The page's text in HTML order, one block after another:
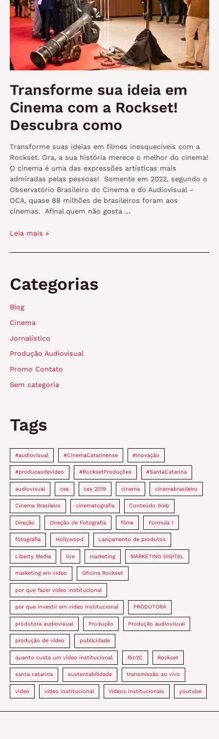
Transforme sua ideia em
Cinema com a Rockset!
Descubra como
Transforme suas ideias em filmes inesquecíveis com a
Rockset. Ora, a sua história merece o melhor do cinema!
O cinema é uma das expressões artísticas mais
admiradas pelas pessoas! Somente em 2022, segundo o
Observatório Brasileiro do Cinema e do Audiovisual –
OCA, quase 88 milhões de brasileiros foram aos
cinemas. Afinal quem não gosta …
Transforme
ideia
com
Rockset!
Descubra
Leia mais »
Categorias
Blog
Cinema
Jornalístico
Produção Audiovisual
Promo Contato
Sem categoria
Tags
#audiovisual #CinemaCatarinense #Inovação
#producaodevideo #RocksetProduções #SantaCatarina
audiovisual ces ces 2019 cinema cinemabrasileiro
Cinema Brasileiro cinematografia Conteúdo Web
Direção Direção de Fotografia filme Formula 1
fotografia Hollywood Lançamento de produtos
Liberty Media live marketing MARKETING DIGITAL
marketing em video Oficina Rockset
por que fazer vídeo institucional
por que investir em vídeo institucional PRODUTORA
produtora audiovisual Produção Produção audiovisual
produção de vídeo publicidade
quanto custa um vídeo institucional Rio2C Rockset
santa catarina sustentabilidade transmissão ao vivo
video vídeo institucional Vídeos institucionais youtube